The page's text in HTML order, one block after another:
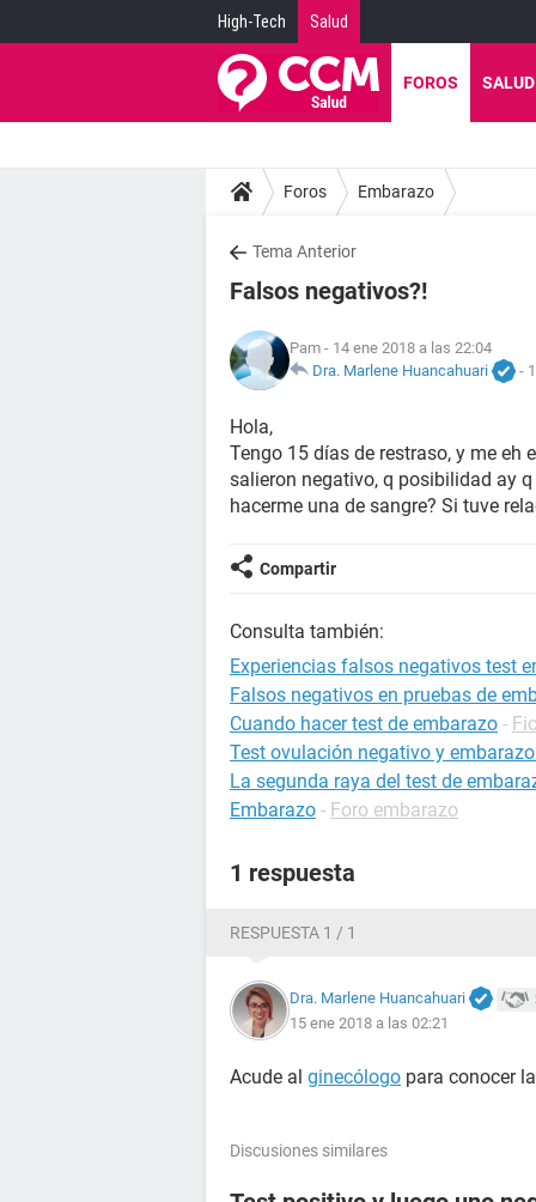
High-Tech Salud
FOROS SALUD
Foros Embarazo
Tema Anterior
Falsos negativos?!
Pam - 14 ene 2018 a las 22:04
Dra. Marlene Huancahuari
-
Hola,
Tengo 15 días de restraso, y me eh
salieron negativo, q posibilidad ay
hacerme una de sangre? Si tuve
Compartir
Consulta también:
Experiencias falsos negativos test
Falsos negativos en pruebas de
Cuando hacer test de embarazo -
Test ovulación negativo y
La segunda raya del test de
Embarazo - Foro embarazo
1 respuesta
RESPUESTA 1 / 1
Dra. Marlene Huancahuari
15 ene 2018 a las 02:21
Acude al ginecólogo para conocer
Discusiones similares